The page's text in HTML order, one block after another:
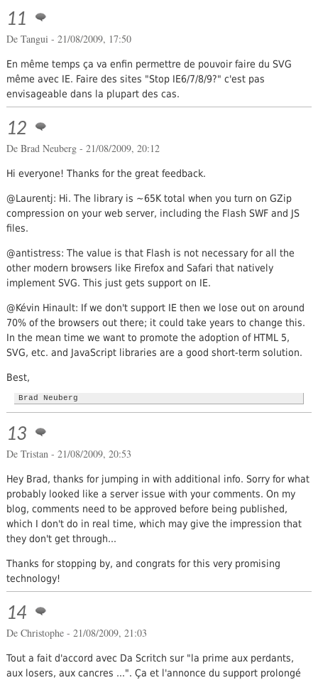
11
De Tangui - 21/08/2009, 17:50
En même temps ça va enfin permettre de pouvoir faire du SVG
même avec IE. Faire des sites "Stop IE6/7/8/9?" c'est pas
envisageable dans la plupart des cas.
12
De Brad Neuberg- 21/08/2009, 20:12
Hi everyone! Thanks for the great feedback.
@Laurentj: Hi. The library is ~65K total when you turn on GZip
compression on your web server, including the Flash SWF and JS
files.
@antistress: The value is that Flash is not necessary for all the
other modern browsers like Firefox and Safari that natively
implement SVG. This just gets support on IE.
@Kévin Hinault: If we don't support IE then we lose out on around
70% of the browsers out there; it could take years to change this.
In the mean time we want to promote the adoption of HTML 5,
SVG, etc. and JavaScript libraries are a good short-term solution.
Best,
Brad Neuberg
13
De Tristan- 21/08/2009, 20:53
Hey Brad, thanks for jumping in with additional info. Sorry for what
probably looked like a server issue with your comments. On my
blog, comments need to be approved before being published,
which I don't do in real time, which may give the impression that
they don't get through...
Thanks for stopping by, and congrats for this very promising
technology!
14
De Christophe- 21/08/2009, 21:03
Tout a fait d'accord avec Da Scritch sur "la prime aux perdants,
aux losers, aux cancres ...". Ça et l'annonce du support prolongé